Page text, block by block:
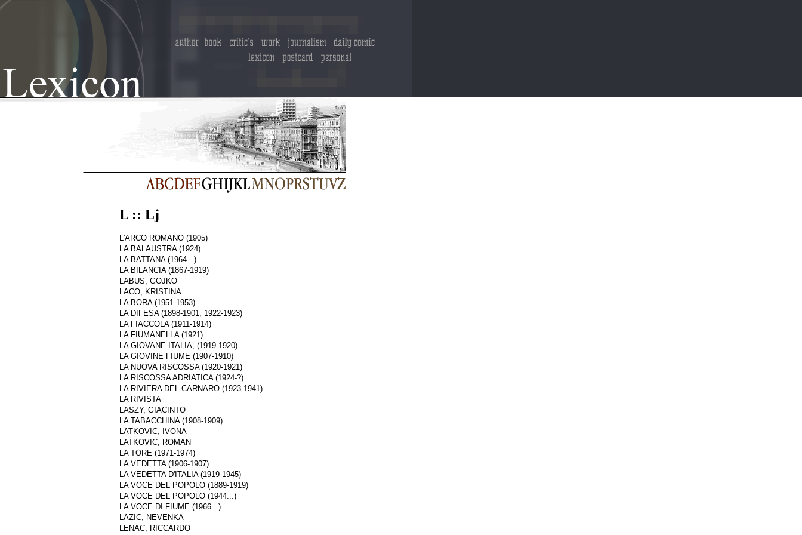
L :: Lj
L'ARCO ROMANO (1905)
LA BALAUSTRA (1924)
LA BATTANA (1964...)
LA BILANCIA (1867-1919)
LABUS, GOJKO
LACO, KRISTINA
LA BORA (1951-1953)
LA DIFESA (1898-1901, 1922-1923)
LA FIACCOLA (1911-1914)
LA FIUMANELLA (1921)
LA GIOVANE ITALIA, (1919-1920)
LA GIOVINE FIUME (1907-1910)
LA NUOVA RISCOSSA (1920-1921)
LA RISCOSSA ADRIATICA (1924-?)
LA RIVIERA DEL CARNARO (1923-1941)
LA RIVISTA
LASZY, GIACINTO
LA TABACCHINA (1908-1909)
LATKOVIC, IVONA
LATKOVIC, ROMAN
LA TORE (1971-1974)
LA VEDETTA (1906-1907)
LA VEDETTA D'ITALIA (1919-1945)
LA VOCE DEL POPOLO (1889-1919)
LA VOCE DEL POPOLO (1944...)
LA VOCE DI FIUME (1966...)
LAZIC, NEVENKA
LENAC, RICCARDO